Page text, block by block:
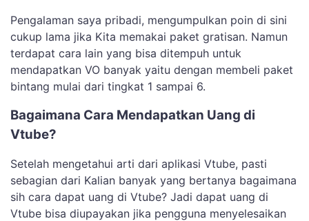
Pengalaman saya pribadi, mengumpulkan poin di sini
cukup lama jika Kita memakai paket gratisan. Namun
terdapat cara lain yang bisa ditempuh untuk
mendapatkan VO banyak yaitu dengan membeli paket
bintang mulai dari tingkat 1 sampai 6.
Bagaimana Cara Mendapatkan Uang di
Vtube?
Setelah mengetahui arti dari aplikasi Vtube, pasti
sebagian dari Kalian banyak yang bertanya bagaimana
sih cara dapat uang di Vtube? Jadi dapat uang di
Vtube bisa diupayakan jika pengguna menyelesaikan